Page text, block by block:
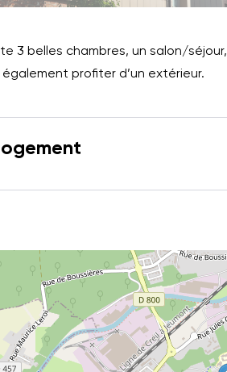
3 belles chambres, un salon/
profiter d’un extérieur.